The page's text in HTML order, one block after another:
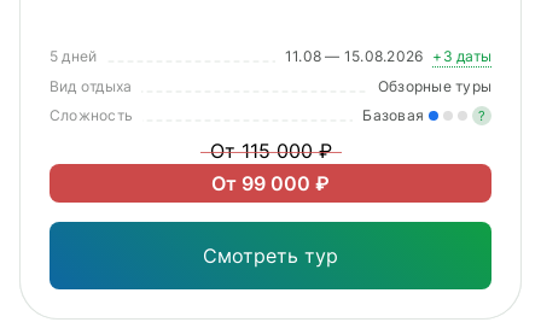
5 дней 11.08 — 15.08.2026 +3 даты
Вид отдыха
Обзорные туры
Сложность
Базовая ?
От 115 000 ₽
От 99 000 ₽
Смотреть тур